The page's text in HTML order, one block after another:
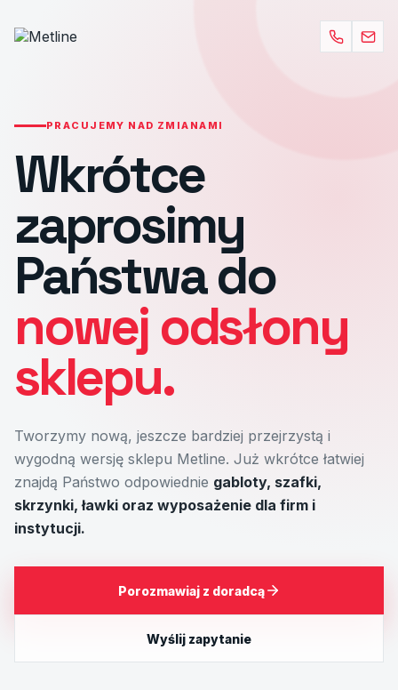
PRACUJEMY NAD ZMIANAMI
Wkrótce
zaprosimy
Państwa do
nowej odsłony
sklepu.
Tworzymy nową, jeszcze bardziej przejrzystą i
wygodną wersję sklepu Metline. Już wkrótce łatwiej
znajdą Państwo odpowiednie gabloty, szafki,
skrzynki, ławki oraz wyposażenie dla firm i
instytucji.
Porozmawiaj z doradcą
Wyślij zapytanie